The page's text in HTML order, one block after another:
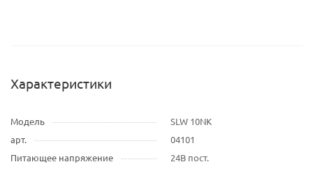
Характеристики
Модель
SLW 10NK
арт.
04101
Питающее напряжение
24В пост.